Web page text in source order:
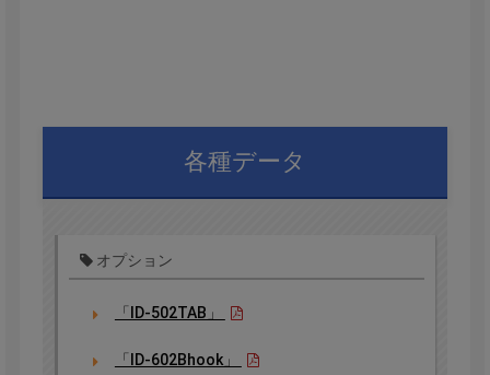
各種データ
オプション
「ID-502TAB」
「ID-602Bhook」